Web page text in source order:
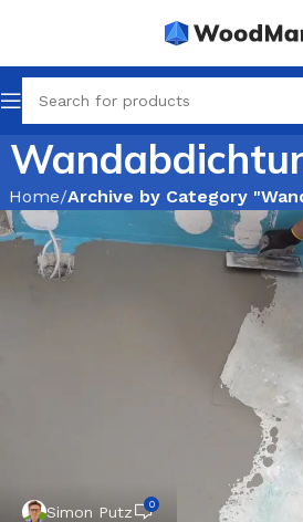
Home Archive by Category
Simon Putz 0